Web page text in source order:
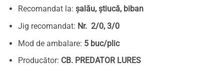
Recomandat la: șalău, știucă, biban
Jig recomandat: Nr. 2/0, 3/0
Mod de ambalare: 5 buc/plic
Producător: CB. PREDATOR LURES